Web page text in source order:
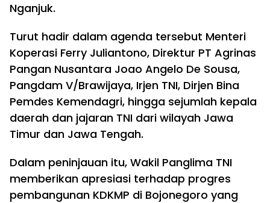
Nganjuk.
Turut hadir dalam agenda tersebut Menteri
Koperasi Ferry Juliantono, Direktur PT Agrinas
Pangan Nusantara Joao Angelo De Sousa,
Pangdam V/Brawijaya, Irjen TNI, Dirjen Bina
Pemdes Kemendagri, hingga sejumlah kepala
daerah dan jajaran TNI dari wilayah Jawa
Timur dan Jawa Tengah.
Dalam peninjauan itu, Wakil Panglima TNI
memberikan apresiasi terhadap progres
pembangunan KDKMP di Bojonegoro yang